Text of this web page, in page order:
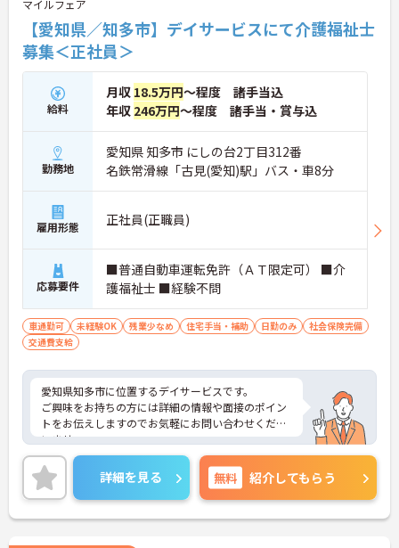
マイルフェア
【愛知県／知多市】デイサービスにて介護福祉士
募集＜正社員＞
給料
月収 18.5万円～程度 諸手当込
年収 246万円～程度 諸手当・賞与込
勤務地
愛知県 知多市 にしの台2丁目312番
名鉄常滑線「古見(愛知)駅」バス・車8分
雇用形態 正社員(正職員)
応募要件
■普通自動車運転免許（ＡＴ限定可） ■介
護福祉士 ■経験不問
車通勤可 未経験OK 残業少なめ 住宅手当・補助 日勤のみ
社会保険完備
交通費支給
愛知県知多市に位置するデイサービスです。
ご興味をお持ちの方には詳細の情報や面接のポイン
トをお伝えしますのでお気軽にお問い合わせくださ
いませ。
詳細を見る 無料 紹介してもらう